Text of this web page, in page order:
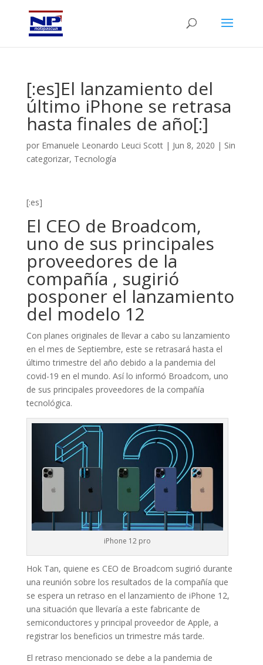
[:es]El lanzamiento del
último iPhone se retrasa
hasta finales de año[:]
por Emanuele Leonardo Leuci Scott| Jun 8, 2020 | Sin
categorizar, Tecnología
[:es]
El CEO de Broadcom,
uno de sus principales
proveedores de la
compañía , sugirió
posponer el lanzamiento
del modelo 12
Con planes originales de llevar a cabo su lanzamiento
en el mes de Septiembre, este se retrasará hasta el
último trimestre del año debido a la pandemia del
covid-19 en el mundo. Así lo informó Broadcom, uno
de sus principales proveedores de la compañía
tecnológica.
iPhone 12 pro
Hok Tan, quiene es CEO de Broadcom sugirió durante
una reunión sobre los resultados de la compañía que
se espera un retraso en el lanzamiento de iPhone 12,
una situación que llevaría a este fabricante de
semiconductores y principal proveedor de Apple, a
registrar los beneficios un trimestre más tarde.
El retraso mencionado se debe a la pandemia de